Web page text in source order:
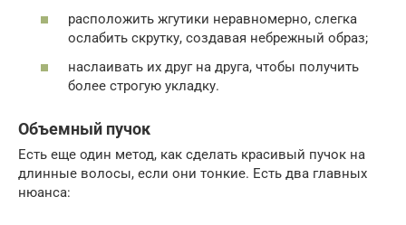
расположить жгутики неравномерно, слегка
ослабить скрутку, создавая небрежный образ;
наслаивать их друг на друга, чтобы получить
более строгую укладку.
Объемный пучок
Есть еще один метод, как сделать красивый пучок на
длинные волосы, если они тонкие. Есть два главных
нюанса: